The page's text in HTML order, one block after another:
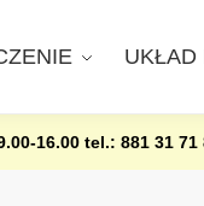
UKŁAD
16.00 tel.: 881 31 71